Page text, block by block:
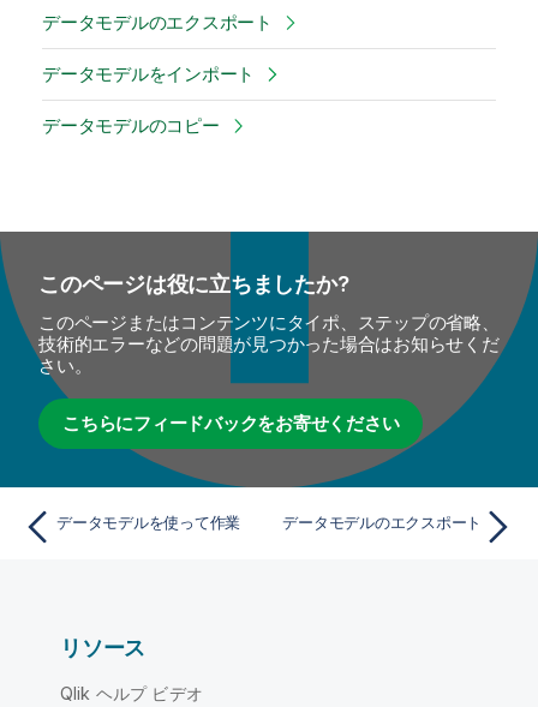
データモデルのエクスポート
データモデルをインポート
データモデルのコピー
このページは役に立ちましたか?
このページまたはコンテンツにタイポ、ステップの省略、
技術的エラーなどの問題が見つかった場合はお知らせくだ
さい。
こちらにフィードバックをお寄せください
データモデルを使って作業 データモデルのエクスポート
リソース
Qlik ヘルプ ビデオ